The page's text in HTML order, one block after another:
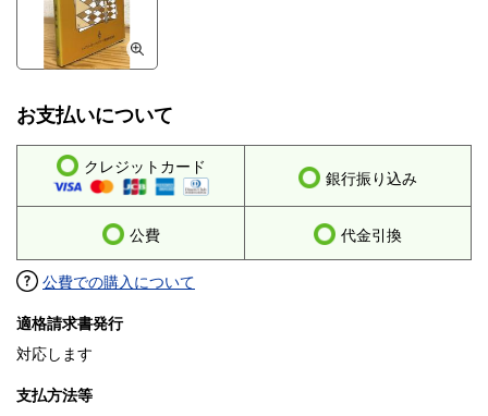
お支払いについて
クレジットカード
銀行振り込み
公費 代金引換
公費での購入について
適格請求書発行
対応します
支払方法等